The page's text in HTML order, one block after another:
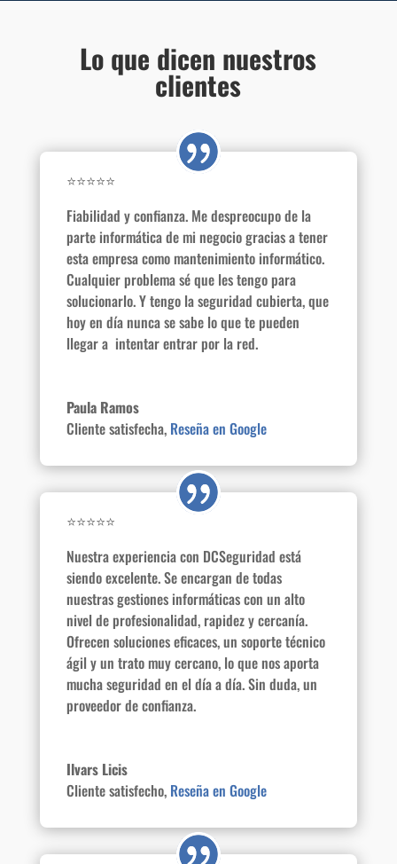
Lo que dicen nuestros
clientes
⭐⭐⭐⭐⭐
Fiabilidad y confianza. Me despreocupo de la
parte informática de mi negocio gracias a tener
esta empresa como mantenimiento informático.
Cualquier problema sé que les tengo para
solucionarlo. Y tengo la seguridad cubierta, que
hoy en día nunca se sabe lo que te pueden
llegar a intentar entrar por la red.
Paula Ramos
Cliente satisfecha, Reseña en Google
⭐⭐⭐⭐⭐
Nuestra experiencia con DCSeguridad está
siendo excelente. Se encargan de todas
nuestras gestiones informáticas con un alto
nivel de profesionalidad, rapidez y cercanía.
Ofrecen soluciones eficaces, un soporte técnico
ágil y un trato muy cercano, lo que nos aporta
mucha seguridad en el día a día. Sin duda, un
proveedor de confianza.
Ilvars Licis
Cliente satisfecho, Reseña en Google